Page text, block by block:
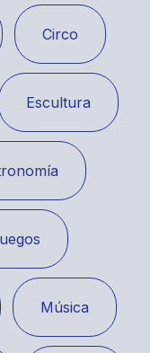
Circo
Escultura
Música